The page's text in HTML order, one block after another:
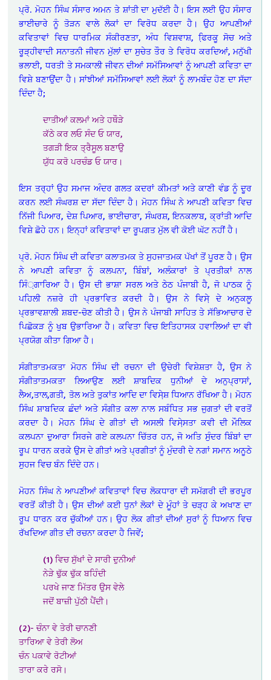
ਪ੍ਰੋ. ਮੋਹਨ ਸਿੰਘ ਸੰਸਾਰ ਅਮਨ ਤੇ ਸ਼ਾਂਤੀ ਦਾ ਮੁਦੱਈ ਹੈ। ਇਸ ਲਈ ਉਹ ਸੰਸਾਰ
ਭਾਈਚਾਰੇ ਨੂੰ ਤੋੜਨ ਵਾਲੇ ਲੋਕਾਂ ਦਾ ਵਿਰੋਧ ਕਰਦਾ ਹੈ। ਉਹ ਆਪਣੀਆਂ
ਕਵਿਤਾਵਾਂ ਵਿਚ ਧਾਰਮਿਕ ਸੰਕੀਰਣਤਾ, ਅੰਧ ਵਿਸ਼ਵਾਸ਼, ਫਿ਼ਰਕੂ ਸੋਚ ਅਤੇ
ਰੂੜ੍ਹੀਵਾਦੀ ਸਨਾਤਨੀ ਜੀਵਨ ਮੁੱਲਾਂ ਦਾ ਸੁਚੇਤ ਤੌਰ ਤੇ ਵਿਰੋਧ ਕਰਦਿਆਂ, ਮਨੁੱਖੀ
ਭਲਾਈ, ਧਰਤੀ ਤੇ ਸਮਕਾਲੀ ਜੀਵਨ ਦੀਆਂ ਸਮੱਸਿਆਵਾਂ ਨੂੰ ਆਪਣੀ ਕਵਿਤਾ ਦਾ
ਵਿਸ਼ੇ ਬਣਾਉਂਦਾ ਹੈ। ਸਾਂਝੀਆਂ ਸਮੱਸਿਆਵਾਂ ਲਈ ਲੋਕਾਂ ਨੂੰ ਲਾਮਬੰਦ ਹੋਣ ਦਾ ਸੱਦਾ
ਦਿੰਦਾ ਹੈ;
ਦਾਤੀਆਂ ਕਲਮਾਂ ਅਤੇ ਹਥੌੜੇ
ਕੱਠੇ ਕਰ ਲਓ ਸੰਦ ਓ ਯਾਰ,
ਤਗੜੀ ਇਕ ਤ੍ਰੈਸੂਲ ਬਣਾਉ
ਯੁੱਧ ਕਰੋ ਪਰਚੰਡ ਓ ਯਾਰ।
ਇਸ ਤਰ੍ਹਾਂ ਉਹ ਸਮਾਜ ਅੰਦਰ ਗਲਤ ਕਦਰਾਂ ਕੀਮਤਾਂ ਅਤੇ ਕਾਣੀ ਵੰਡ ਨੂੰ ਦੂਰ
ਕਰਨ ਲਈ ਸੰਘਰਸ਼ ਦਾ ਸੱਦਾ ਦਿੰਦਾ ਹੈ। ਮੋਹਨ ਸਿੰਘ ਨੇ ਆਪਣੀ ਕਵਿਤਾ ਵਿਚ
ਨਿੱਜੀ ਪਿਆਰ, ਦੇਸ਼ ਪਿਆਰ, ਭਾਈਚਾਰਾ, ਸੰਘਰਸ਼, ਇਨਕਲਾਬ, ਕ੍ਰਾਂਤੀ ਆਦਿ
ਵਿਸ਼ੇ ਛੋਹੇ ਹਨ। ਇਨ੍ਹਾਂ ਕਵਿਤਾਵਾਂ ਦਾ ਰੂਪਗਤ ਮੁੱਲ ਵੀ ਕੋਈ ਘੱਟ ਨਹੀਂ ਹੈ।
ਪ੍ਰੋ. ਮੋਹਨ ਸਿੰਘ ਦੀ ਕਵਿਤਾ ਕਲਾਤਮਕ ਤੇ ਸੁਹਜਾਤਮਕ ਪੱਖਾਂ ਤੋਂ ਪੂਰਣ ਹੈ। ਉਸ
ਨੇ ਆਪਣੀ ਕਵਿਤਾ ਨੂੰ ਕਲਪਨਾ, ਬਿੰਬਾਂ, ਅਲੰਕਾਰਾਂ ਤੇ ਪ੍ਰਤੀਕਾਂ ਨਾਲ
ਸਿੰ਼ਗਾਰਿਆ ਹੈ। ਉਸ ਦੀ ਭਾਸ਼ਾ ਸਰਲ ਅਤੇ ਠੇਠ ਪੰਜਾਬੀ ਹੈ, ਜੋ ਪਾਠਕ ਨੂੰ
ਪਹਿਲੀ ਨਜ਼ਰੇ ਹੀ ਪ੍ਰਭਾਵਿਤ ਕਰਦੀ ਹੈ। ਉਸ ਨੇ ਵਿਸੇ਼ ਦੇ ਅਨੁਕਲੂ
ਪ੍ਰਭਾਵਸ਼ਾਲੀ ਸ਼ਬਦ-ਚੋਣ ਕੀਤੀ ਹੈ। ਉਸ ਨੇ ਪੰਜਾਬੀ ਸਾਹਿਤ ਤੇ ਸੱਭਿਆਚਾਰ ਦੇ
ਪਿਛੋਕੜ ਨੂੰ ਖੁਬ ਉਭਾਰਿਆ ਹੈ। ਕਵਿਤਾ ਵਿਚ ਇਤਿਹਾਸਕ ਹਵਾਲਿਆਂ ਦਾ ਵੀ
ਪ੍ਰਯੋਗ ਕੀਤਾ ਗਿਆ ਹੈ।
ਸੰਗੀਤਾਤਮਕਤਾ ਮੋਹਨ ਸਿੰਘ ਦੀ ਰਚਨਾ ਦੀ ਉਚੇਰੀ ਵਿਸ਼ੇਸ਼ਤਾ ਹੈ, ਉਸ ਨੇ
ਸੰਗੀਤਾਤਮਕਤਾ ਲਿਆਉਣ ਲਈ ਸ਼ਾਬਦਿਕ ਧੁਨੀਆਂ ਦੇ ਅਨੁਪ੍ਰਾਸਾਂ,
ਲੈਅ,ਤਾਲ,ਗਤੀ, ਤੋਲ ਅਤੇ ਤੁਕਾਂਤ ਆਦਿ ਦਾ ਵਿਸੇ਼ਸ਼ ਧਿਆਨ ਰੱਖਿਆ ਹੈ। ਮੋਹਨ
ਸਿੰਘ ਸ਼ਾਬਦਿਕ ਛੰਦਾਂ ਅਤੇ ਸੰਗੀਤ ਕਲਾ ਨਾਲ ਸਬੰਧਿਤ ਸਭ ਜੁਗਤਾਂ ਦੀ ਵਰਤੋਂ
ਕਰਦਾ ਹੈ। ਮੋਹਨ ਸਿੰਘ ਦੇ ਗੀਤਾਂ ਦੀ ਅਸਲੀ ਵਿਸੇ਼ਸਤਾ ਕਵੀ ਦੀ ਮੌਲਿਕ
ਕਲਪਨਾ ਦੁਆਰਾ ਸਿਰਜੇ ਗਏ ਕਲਪਨਾ ਚਿੱਤਰ ਹਨ, ਜੋ ਅਤਿ ਸੁੰਦਰ ਬਿੰਬਾਂ ਦਾ
ਰੂਪ ਧਾਰਨ ਕਰਕੇ ਉਸ ਦੇ ਗੀਤਾਂ ਅਤੇ ਪ੍ਰਗੀਤਾਂ ਨੂੰ ਮੁੰਦਰੀ ਦੇ ਨਗਾਂ ਸਮਾਨ ਅਨੂਠੇ
ਸੁਹਜ ਵਿਚ ਬੰਨ ਦਿੰਦੇ ਹਨ।
ਮੋਹਨ ਸਿੰਘ ਨੇ ਆਪਣੀਆਂ ਕਵਿਤਾਵਾਂ ਵਿਚ ਲੋਕਧਾਰਾ ਦੀ ਸਮੱਗਰੀ ਦੀ ਭਰਪੂਰ
ਵਰਤੋਂ ਕੀਤੀ ਹੈ। ਉਸ ਦੀਆਂ ਕਈ ਧੁਨਾਂ ਲੋਕਾਂ ਦੇ ਮੂੰਹਾਂ ਤੇ ਚੜ੍ਹ ਕੇ ਅਖਾਣ ਦਾ
ਰੂਪ ਧਾਰਨ ਕਰ ਚੁੱਕੀਆਂ ਹਨ। ਉਹ ਲੋਕ ਗੀਤਾਂ ਦੀਆਂ ਸੁਰਾਂ ਨੂੰ ਧਿਆਨ ਵਿਚ
ਰੱਖਦਿਆ ਗੀਤ ਦੀ ਰਚਨਾ ਕਰਦਾ ਹੈ ਜਿਵੇਂ;
(1) ਵਿਚ ਸੁੱਖਾਂ ਦੇ ਸਾਰੀ ਦੁਨੀਆਂ
ਨੇੜੇ ਢੁੱਕ ਢੁੱਕ ਬਹਿੰਦੀ
ਪਰਖੇ ਜਾਣ ਮਿੱਤਰ ਉਸ ਵੇਲੇ
ਜਦੋਂ ਬਾਜ਼ੀ ਪੁੱਠੀ ਪੈਂਦੀ।
(2)- ਚੰਨਾ ਵੇ ਤੇਰੀ ਚਾਨਣੀ
ਤਾਰਿਆ ਵੇ ਤੇਰੀ ਲੋਅ
ਚੰਨ ਪਕਾਵੇ ਰੋਟੀਆਂ
ਤਾਰਾ ਕਰੇ ਰਸੋ।